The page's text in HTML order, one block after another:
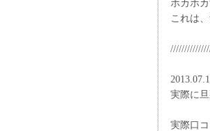
ホカホ
これは
実際に
実際口